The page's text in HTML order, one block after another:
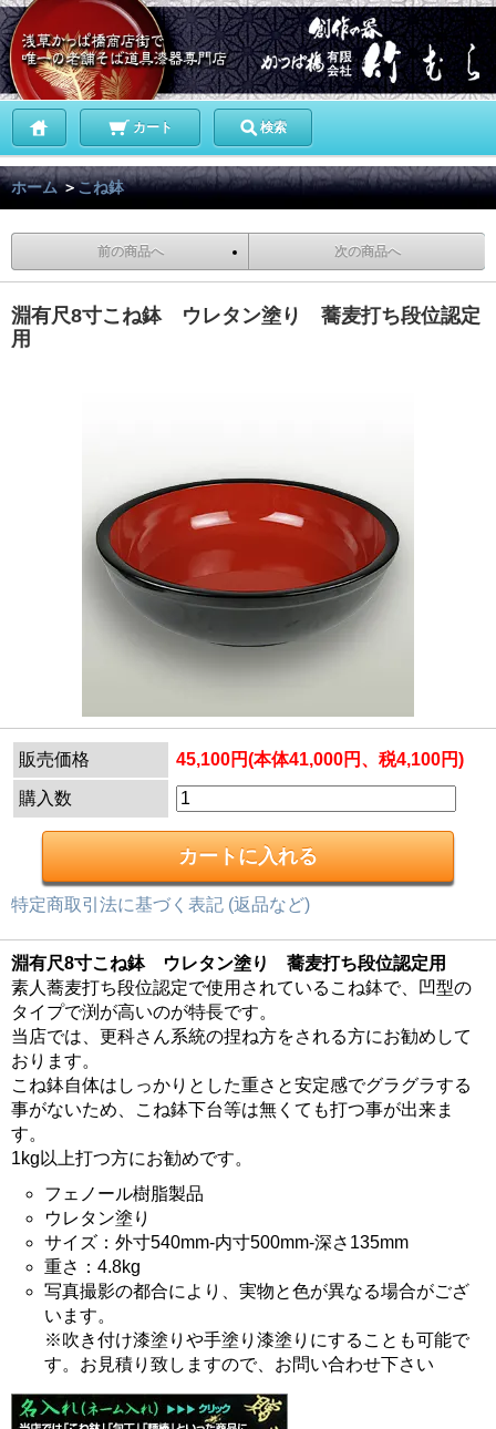
カート 検索
ホーム ＞こね鉢
前の商品へ 次の商品へ
淵有尺8寸こね鉢 ウレタン塗り 蕎麦打ち段位認定
用
販売価格 45,100円(本体41,000円、税4,100円)
購入数
特定商取引法に基づく表記 (返品など)
淵有尺8寸こね鉢 ウレタン塗り 蕎麦打ち段位認定用
素人蕎麦打ち段位認定で使用されているこね鉢で、凹型の
タイプで渕が高いのが特長です。
当店では、更科さん系統の捏ね方をされる方にお勧めして
おります。
こね鉢自体はしっかりとした重さと安定感でグラグラする
事がないため、こね鉢下台等は無くても打つ事が出来ま
す。
1kg以上打つ方にお勧めです。
フェノール樹脂製品
ウレタン塗り
サイズ：外寸540mm-内寸500mm-深さ135mm
重さ：4.8kg
写真撮影の都合により、実物と色が異なる場合がござ
います。
※吹き付け漆塗りや手塗り漆塗りにすることも可能で
す。お見積り致しますので、お問い合わせ下さい